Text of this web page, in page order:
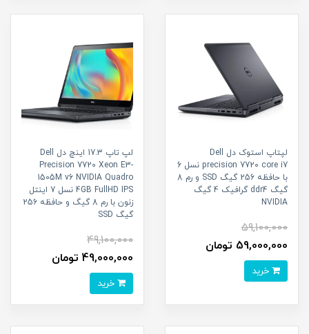
لپتاپ استوک دل Dell
precision 7720 core i7 نسل 6
با حافظه 256 گیگ SSD و رم 8
گیگ ddr4 گرافیک 4 گیگ
NVIDIA
59,100,000
59,000,000 تومان
لپ تاپ 17.3 اینچ دل Dell
Precision 7720 Xeon E3-
1505M v6 NVIDIA Quadro
4GB FullHD IPS نسل 7 اینتل
زنون با رم 8 گیگ و حافظه 256
گیگ SSD
49,100,000
49,000,000 تومان